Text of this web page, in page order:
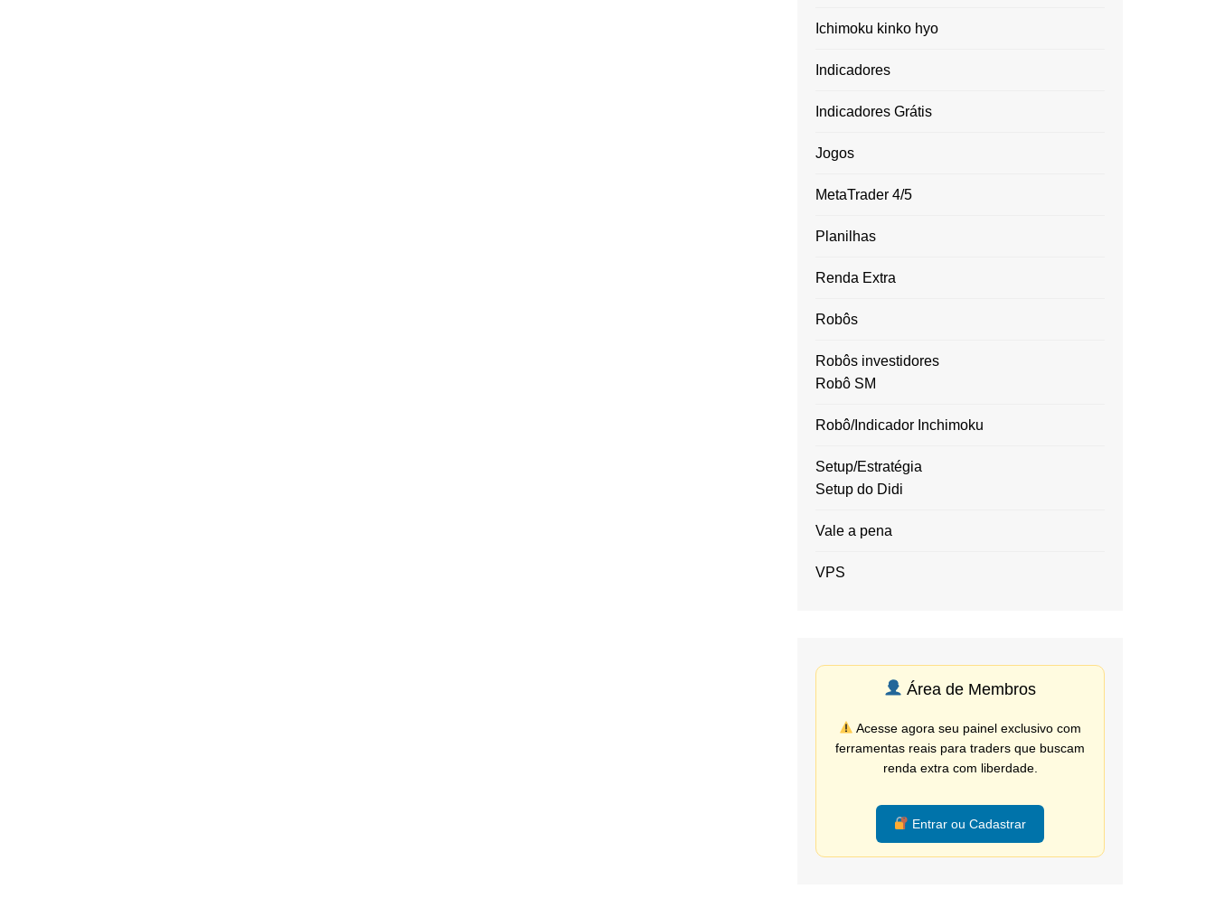
Ichimoku kinko hyo
Indicadores
Indicadores Grátis
Jogos
MetaTrader 4/5
Planilhas
Renda Extra
Robôs
Robôs investidores
Robô SM
Robô/Indicador Inchimoku
Setup/Estratégia
Setup do Didi
Vale a pena
VPS
Área de Membros
Acesse agora seu painel exclusivo com
ferramentas reais para traders que buscam
renda extra com liberdade.
Entrar ou Cadastrar